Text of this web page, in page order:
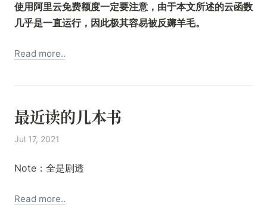
使用阿里云免费额度一定要注意，由于本文所述的云函数
几乎是一直运行，因此极其容易被反薅羊毛。
Read more..
最近读的几本书
Jul 17, 2021
Note：全是剧透
Read more..